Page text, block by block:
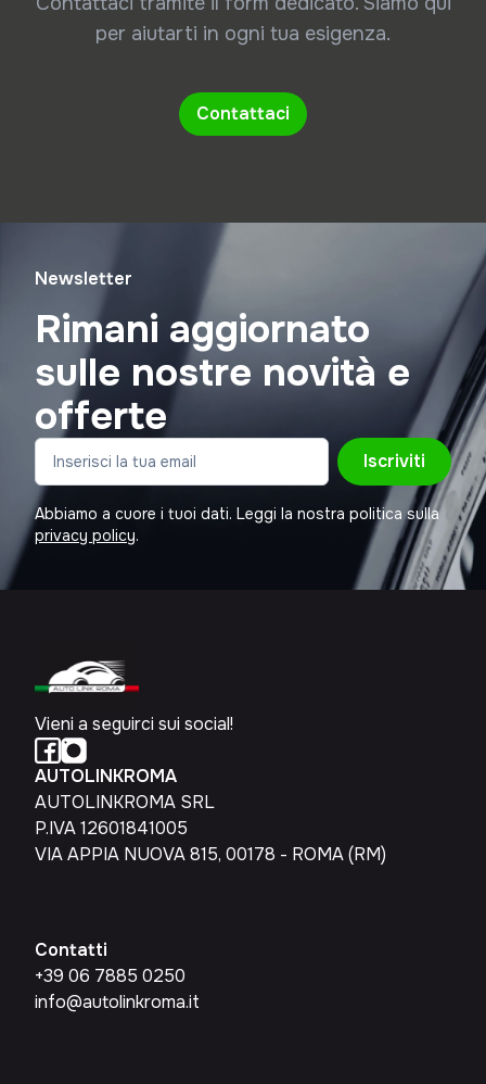
per aiutarti in ogni tua esigenza.
Contattaci
Newsletter
Rimani aggiornato
sulle nostre novità e
offerte
Iscriviti
Abbiamo a cuore i tuoi dati. Leggi la nostra politica sulla
privacy policy.
Vieni a seguirci sui social!
AUTOLINKROMA
AUTOLINKROMA SRL
P.IVA 12601841005
VIA APPIA NUOVA 815, 00178 - ROMA (RM)
Contatti
+39 06 7885 0250
info@autolinkroma.it